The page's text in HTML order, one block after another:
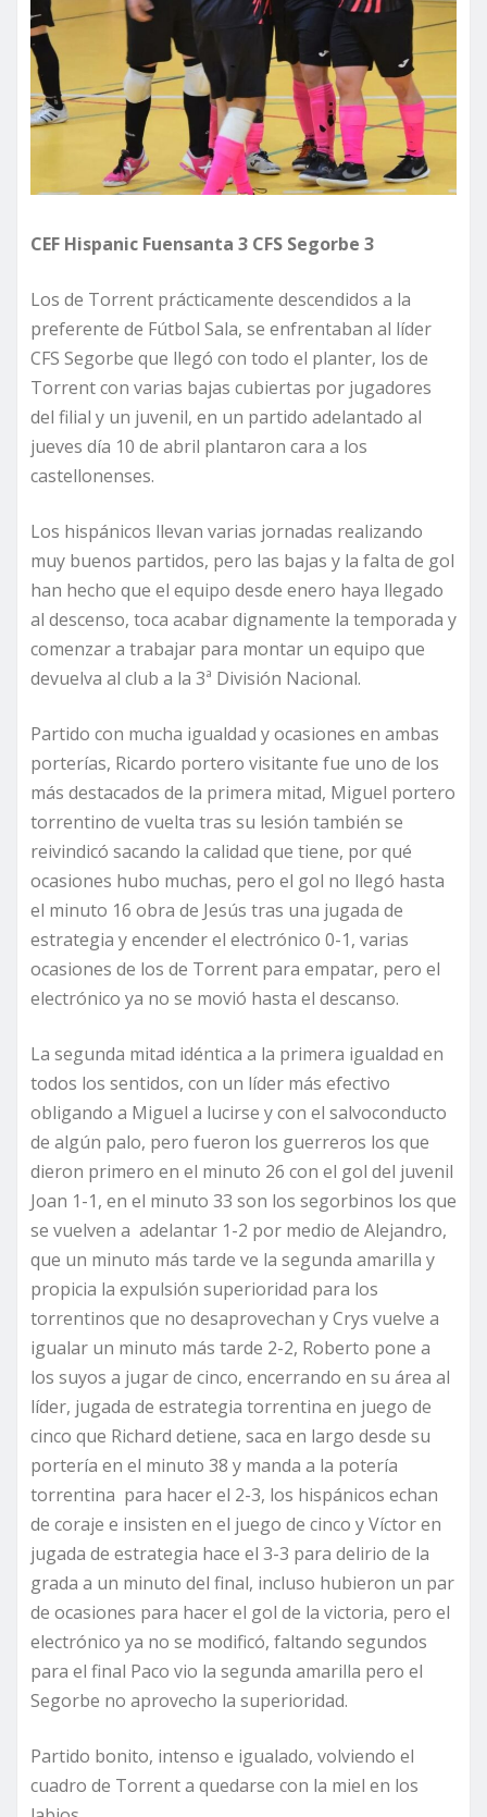
CEF Hispanic Fuensanta 3 CFS Segorbe 3
Los de Torrent prácticamente descendidos a la
preferente de Fútbol Sala, se enfrentaban al líder
CFS Segorbe que llegó con todo el planter, los de
Torrent con varias bajas cubiertas por jugadores
del filial y un juvenil, en un partido adelantado al
jueves día 10 de abril plantaron cara a los
castellonenses.
Los hispánicos llevan varias jornadas realizando
muy buenos partidos, pero las bajas y la falta de gol
han hecho que el equipo desde enero haya llegado
al descenso, toca acabar dignamente la temporada y
comenzar a trabajar para montar un equipo que
devuelva al club a la 3ª División Nacional.
Partido con mucha igualdad y ocasiones en ambas
porterías, Ricardo portero visitante fue uno de los
más destacados de la primera mitad, Miguel portero
torrentino de vuelta tras su lesión también se
reivindicó sacando la calidad que tiene, por qué
ocasiones hubo muchas, pero el gol no llegó hasta
el minuto 16 obra de Jesús tras una jugada de
estrategia y encender el electrónico 0-1, varias
ocasiones de los de Torrent para empatar, pero el
electrónico ya no se movió hasta el descanso.
La segunda mitad idéntica a la primera igualdad en
todos los sentidos, con un líder más efectivo
obligando a Miguel a lucirse y con el salvoconducto
de algún palo, pero fueron los guerreros los que
dieron primero en el minuto 26 con el gol del juvenil
Joan 1-1, en el minuto 33 son los segorbinos los que
se vuelven a adelantar 1-2 por medio de Alejandro,
que un minuto más tarde ve la segunda amarilla y
propicia la expulsión superioridad para los
torrentinos que no desaprovechan y Crys vuelve a
igualar un minuto más tarde 2-2, Roberto pone a
los suyos a jugar de cinco, encerrando en su área al
líder, jugada de estrategia torrentina en juego de
cinco que Richard detiene, saca en largo desde su
portería en el minuto 38 y manda a la potería
torrentina para hacer el 2-3, los hispánicos echan
de coraje e insisten en el juego de cinco y Víctor en
jugada de estrategia hace el 3-3 para delirio de la
grada a un minuto del final, incluso hubieron un par
de ocasiones para hacer el gol de la victoria, pero el
electrónico ya no se modificó, faltando segundos
para el final Paco vio la segunda amarilla pero el
Segorbe no aprovecho la superioridad.
Partido bonito, intenso e igualado, volviendo el
cuadro de Torrent a quedarse con la miel en los